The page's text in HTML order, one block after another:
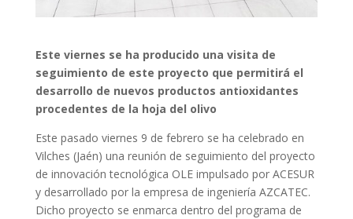
Este viernes se ha producido una visita de
seguimiento de este proyecto que permitirá el
desarrollo de nuevos productos antioxidantes
procedentes de la hoja del olivo
Este pasado viernes 9 de febrero se ha celebrado en
Vilches (Jaén) una reunión de seguimiento del proyecto
de innovación tecnológica OLE impulsado por ACESUR
y desarrollado por la empresa de ingeniería AZCATEC.
Dicho proyecto se enmarca dentro del programa de